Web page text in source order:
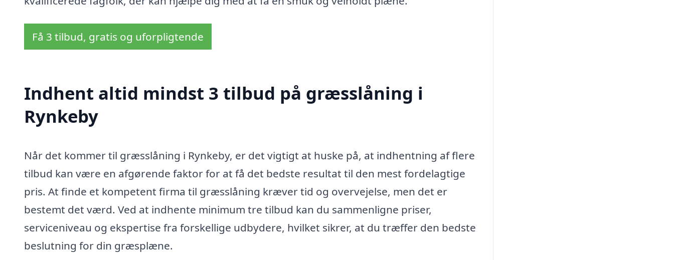
Få 3 tilbud, gratis og uforpligtende
Indhent altid mindst 3 tilbud på græsslåning i
Rynkeby
Når det kommer til græsslåning i Rynkeby, er det vigtigt at huske på, at indhentning af flere
tilbud kan være en afgørende faktor for at få det bedste resultat til den mest fordelagtige
pris. At finde et kompetent firma til græsslåning kræver tid og overvejelse, men det er
bestemt det værd. Ved at indhente minimum tre tilbud kan du sammenligne priser,
serviceniveau og ekspertise fra forskellige udbydere, hvilket sikrer, at du træffer den bedste
beslutning for din græsplæne.